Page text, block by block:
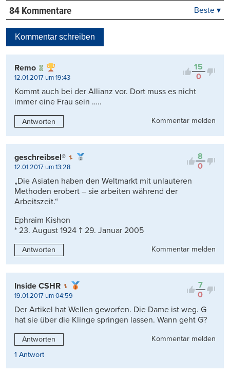
84 Kommentare
Kontrovers
Beste ▾
Kommentar schreiben
15
0
Remo
12.01.2017 um 19:43
Kommt auch bei der Allianz vor. Dort muss es nicht
immer eine Frau sein …..
Antworten Kommentar melden
8
0
geschreibsel®
12.01.2017 um 13:28
„Die Asiaten haben den Weltmarkt mit unlauteren
Methoden erobert – sie arbeiten während der
Arbeitszeit.“
Ephraim Kishon
* 23. August 1924 † 29. Januar 2005
Antworten Kommentar melden
7
0
Inside CSHR
19.01.2017 um 04:59
Der Artikel hat Wellen geworfen. Die Dame ist weg. G
hat sie über die Klinge springen lassen. Wann geht G?
Antworten
Kommentar melden
1 Antwort